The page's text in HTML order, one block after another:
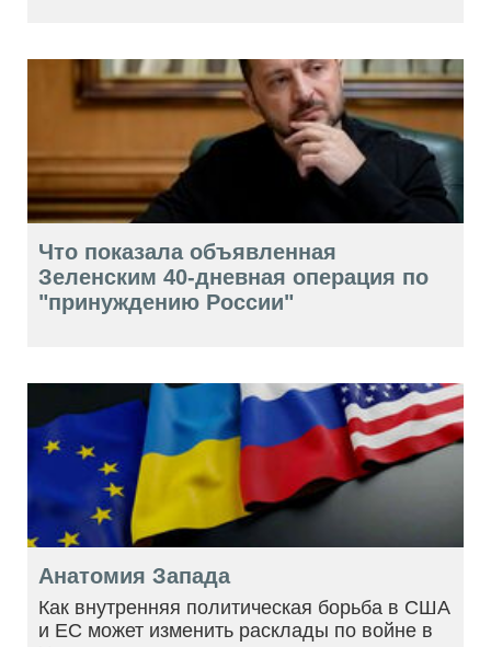
Что показала объявленная
Зеленским 40-дневная операция по
"принуждению России"
Анатомия Запада
Как внутренняя политическая борьба в США
и ЕС может изменить расклады по войне в